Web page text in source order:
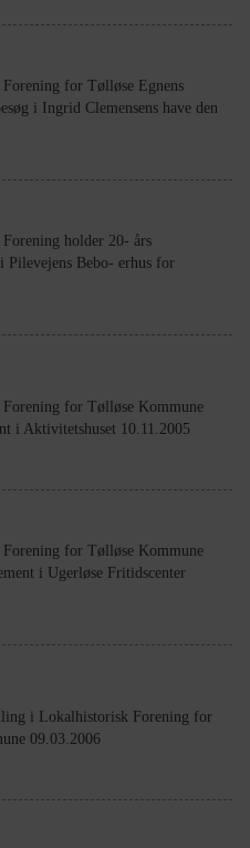
for Tølløse Egnens
i Ingrid Clemensens have den
holder 20- års
Pilevejens Bebo- erhus for
for Tølløse Kommune
i Aktivitetshuset 10.11.2005
for Tølløse Kommune
i Ugerløse Fritidscenter
i Lokalhistorisk Forening for
09.03.2006